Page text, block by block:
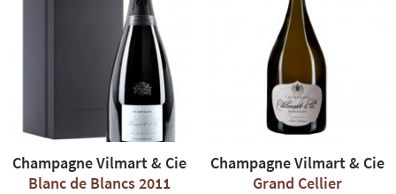
Champagne Vilmart & Cie
Blanc de Blancs 2011
Champagne Vilmart & Cie
Grand Cellier